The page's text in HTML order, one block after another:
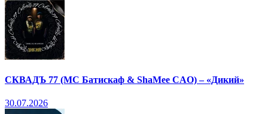
СКВАДЪ 77 (МС Батискаф & ShaMee CAO) – «Дикий»
30.07.2026